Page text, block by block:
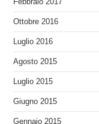
Febbraio 2017
Ottobre 2016
Luglio 2016
Agosto 2015
Luglio 2015
Giugno 2015
Gennaio 2015